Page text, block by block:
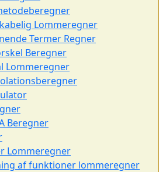
Lommeregner
Termer Regner
Beregner
Lommeregner
Beregner
Lommeregner
af funktioner lommeregner